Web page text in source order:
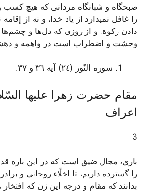
صبحگاه و شبانگاه‌ مردانى كه هيچ كسب
را غافل نميدارد از ياد خدا، و نه از إقامه
دادن زكوة. و از روزى كه دل‌ها و چشم‌ها
وحشت و اضطراب است در واهمه و
سوره النّور (٢٤) آيه ٣٦ و ٣٧.
مقام حضرت زهرا عليها
اعراف
3
بارى، مجال ضيق است كه در اين باره
را گسترده داريم، تا اخلّاء روحانى و
بدانند كه مقام و درجه اين زن كه افتخار